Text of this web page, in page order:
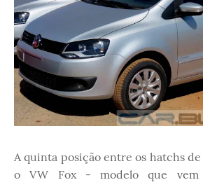
A quinta posição entre os hatchs
o VW Fox - modelo que vem